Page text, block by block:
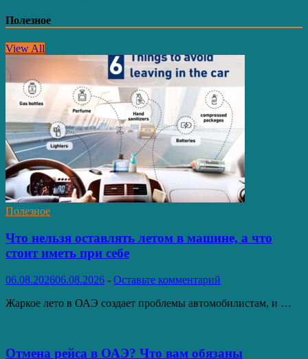
Полезное
View All
Полезное
Что нельзя оставлять летом в машине, а что
стоит иметь при себе
06.08.202606.08.2026 - Оставьте комментарий
Жаркое лето в ОАЭ создает проблемы автомобилистам, и …
Отмена рейса в ОАЭ? Что вам обязаны